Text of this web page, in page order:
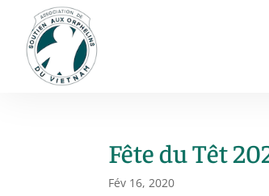
Fête du Têt
Fév 16, 2020